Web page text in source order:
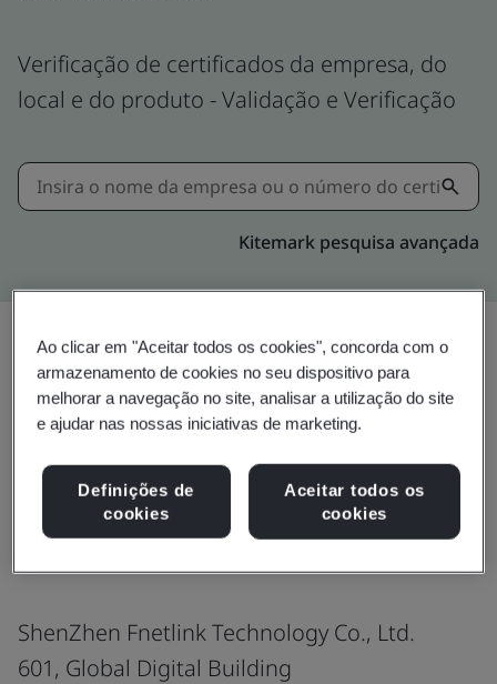
Verificação de certificados da empresa, do
local e do produto - Validação e Verificação
Kitemark pesquisa avançada
Compartilhar:
ISO 9001:2015/ GB/T
19001-2016
ShenZhen Fnetlink Technology Co., Ltd.
601, Global Digital Building
Ao clicar em "Aceitar todos os cookies", concorda com o
armazenamento de cookies no seu dispositivo para
melhorar a navegação no site, analisar a utilização do site
e ajudar nas nossas iniciativas de marketing.
Definições de
cookies
Aceitar todos os
cookies